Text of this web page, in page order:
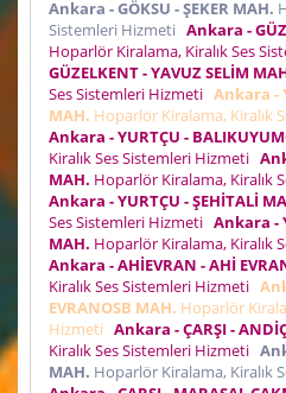
Ankara - GÖKSU - ŞEKER MAH.
Sistemleri Hizmeti Ankara -
Hoparlör Kiralama, Kiralık Ses
GÜZELKENT - YAVUZ SELİM
Ses Sistemleri Hizmeti Ankara -
MAH. Hoparlör Kiralama, Kiralık
Ankara - YURTÇU -
Kiralık Ses Sistemleri Hizmeti
MAH. Hoparlör Kiralama, Kiralık
Ankara - YURTÇU - ŞEHİTALİ
Ses Sistemleri Hizmeti Ankara -
MAH. Hoparlör Kiralama, Kiralık
Ankara - AHİEVRAN - AHİ
Kiralık Ses Sistemleri Hizmeti
EVRANOSB MAH. Hoparlör
Hizmeti Ankara - ÇARŞI -
Kiralık Ses Sistemleri Hizmeti
MAH. Hoparlör Kiralama, Kiralık